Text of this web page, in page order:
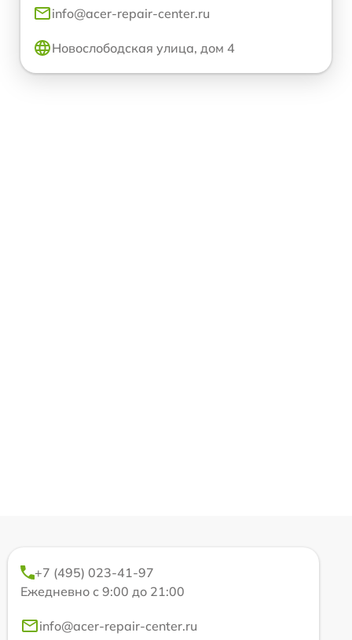
info@acer-repair-center.ru
Новослободская улица, дом 4
+7 (495) 023-41-97
Ежедневно с 9:00 до 21:00
info@acer-repair-center.ru